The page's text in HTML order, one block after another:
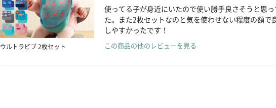
ウルトラビブ 2枚セット
使ってる子が身近にいたので使い勝手良さそうと思
た。また2枚セットなのと気を使わせない程度の額
しやすかったです！
この商品の他のレビューを見る